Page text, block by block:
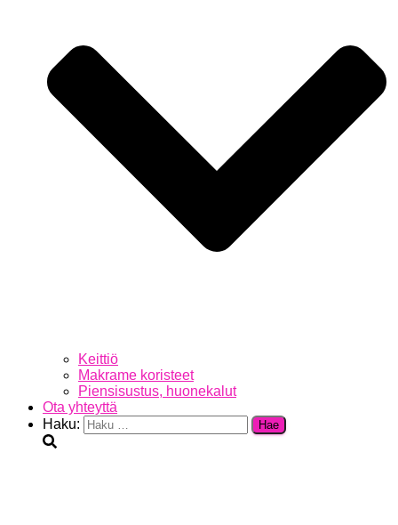
Keittiö
Makrame koristeet
Piensisustus, huonekalut
Ota yhteyttä
Haku: